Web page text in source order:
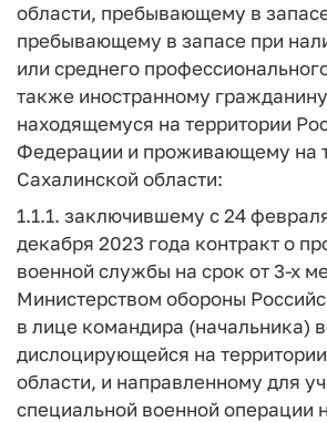
области, пребывающему в
пребывающему в запасе при
или среднего
также иностранному
находящемуся на территории
Федерации и проживающему на
Сахалинской области:
1.1.1. заключившему с 24
декабря 2023 года контракт о
военной службы на срок от 3-х
Министерством обороны
в лице командира (начальника)
дислоцирующейся на
области, и направленному для
специальной военной операции